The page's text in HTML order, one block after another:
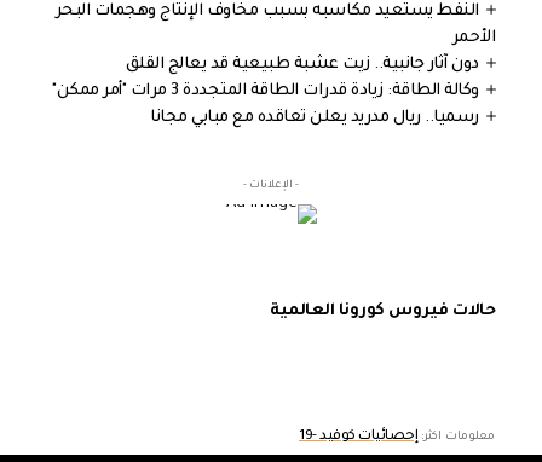
النفط يستعيد مكاسبه بسبب مخاوف الإنتاج وهجمات البحر
الأحمر
دون آثار جانبية.. زيت عشبة طبيعية قد يعالج القلق
وكالة الطاقة: زيادة قدرات الطاقة المتجددة 3 مرات "أمر ممكن"
رسميا.. ريال مدريد يعلن تعاقده مع مبابي مجانا
- الإعلانات -
حالات فيروس كورونا العالمية
معلومات اكثر: إحصائيات كوفيد -19